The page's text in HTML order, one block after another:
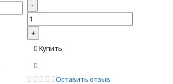
-
+
Купить
Оставить отзыв